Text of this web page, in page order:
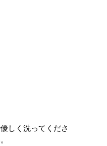
しく洗ってくださ